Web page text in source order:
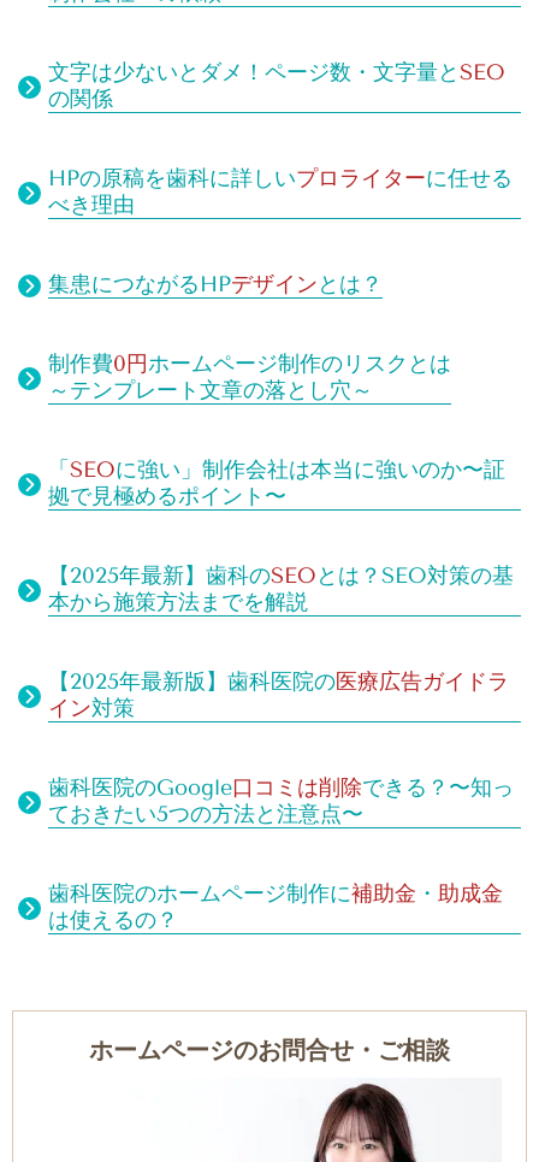
文字は少ないとダメ！ ページ数・文字量とSEO
の関係
HPの原稿を歯科に詳しいプロライターに任せる
べき理由
集患につながるHPデザインとは？
制作費0円ホームページ制作のリスクとは
～テンプレート文章の落とし穴～
「 SEOに強い」制作会社は本当に強いのか〜証
拠で見極めるポイント〜
【2025年最新】歯科のSEOとは？SEO対策の基
本から施策方法までを解説
【2025年最新版】歯科医院の医療広告ガイドラ
イン対策
歯科医院のGoogle口コミは削除できる？ 〜知っ
ておきたい5つの方法と注意点〜
歯科医院のホームページ制作に補助金 ・ 助成金
は使えるの？
ホームページのお問合せ・ご相談